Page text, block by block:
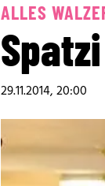
ALLES
29.11.2014, 20:00